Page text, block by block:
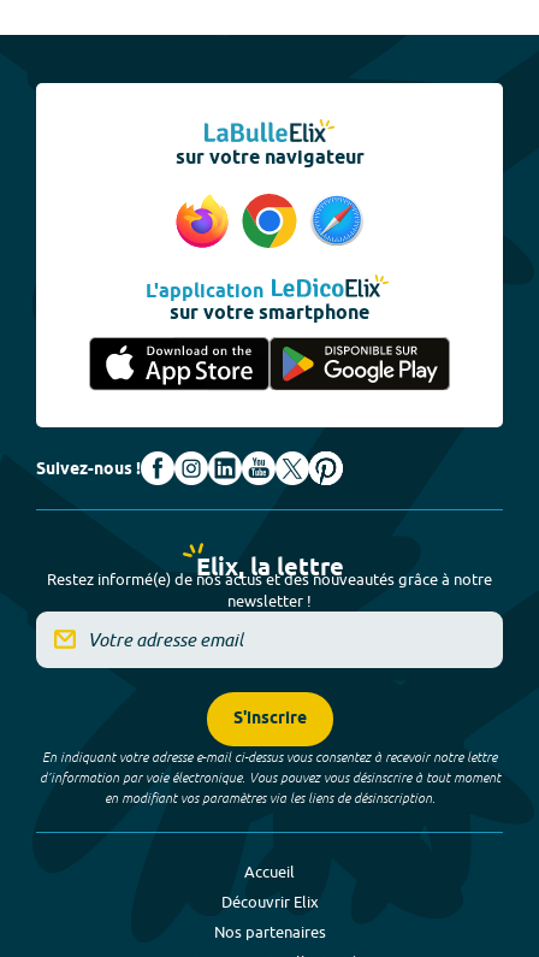
sur votre navigateur
L'application
sur votre smartphone
Suivez-nous !
Elix, la lettre
Restez informé(e) de nos actus et des nouveautés grâce à notre
newsletter !
S'inscrire
En indiquant votre adresse e-mail ci-dessus vous consentez à recevoir notre lettre
d’information par voie électronique. Vous pouvez vous désinscrire à tout moment
en modifiant vos paramètres via les liens de désinscription.
Accueil
Découvrir Elix
Nos partenaires